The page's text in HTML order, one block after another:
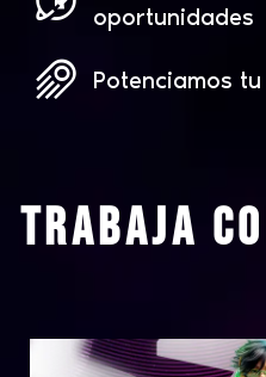
oportunidades
Potenciamos
Trabaja